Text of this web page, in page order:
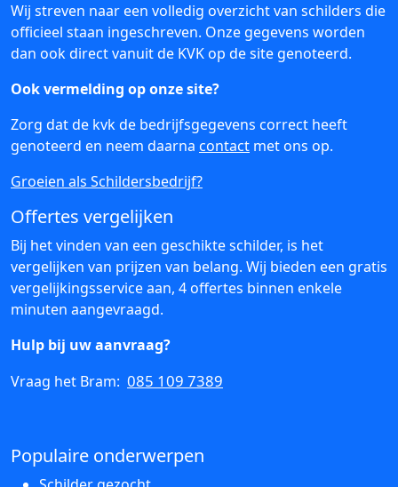
Wij streven naar een volledig overzicht van schilders die
officieel staan ingeschreven. Onze gegevens worden
dan ook direct vanuit de KVK op de site genoteerd.
Ook vermelding op onze site?
Zorg dat de kvk de bedrijfsgegevens correct heeft
genoteerd en neem daarna contact met ons op.
Groeien als Schildersbedrijf?
Offertes vergelijken
Bij het vinden van een geschikte schilder, is het
vergelijken van prijzen van belang. Wij bieden een gratis
vergelijkingsservice aan, 4 offertes binnen enkele
minuten aangevraagd.
Hulp bij uw aanvraag?
Vraag het Bram: 085 109 7389
Populaire onderwerpen